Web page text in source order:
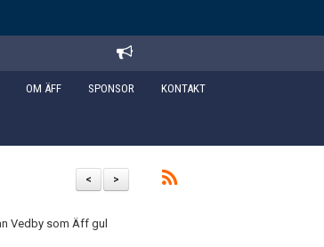
OM ÄFF SPONSOR KONTAKT
>
<
Vedby som Äff gul